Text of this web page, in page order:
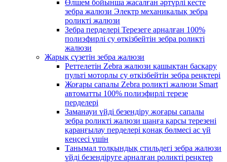
Өлшем бойынша жасалған әртүрлі кесте
зебра жалюзи Электр механикалық зебра
роликті жалюзи
Зебра перделері Терезеге арналған 100%
полиэфирлі су өткізбейтін зебра роликті
жалюзи
Жарық сүзетін зебра жалюзи
Реттелетін Zebra жалюзи қашықтан басқару
пульті моторлы су өткізбейтін зебра реңктері
Жоғары сапалы Zebra роликті жалюзи Smart
автоматты 100% полиэфирлі терезе
перделері
Заманауи үйді безендіру жоғары сапалы
зебра роликті жалюзи шаңға қарсы терезені
қараңғылау перделері қонақ бөлмесі ас үй
кеңсесі үшін
Танымал толқындық стильдегі зебра жалюзи
үйді безендіруге арналған роликті реңктер